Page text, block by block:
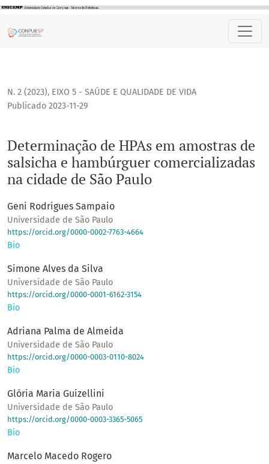
Determinação de HPAs em amostras de salsicha e
N. 2 (2023), EIXO 5 - SAÚDE E QUALIDADE DE VIDA
Determinação de HPAs em amostras de
salsicha e hambúrguer comercializadas
na cidade de São Paulo
Publicado 2023-11-29
Geni Rodrigues Sampaio
Universidade de São Paulo
https://orcid.org/0000-0002-7763-4664
Bio
Simone Alves da Silva
Universidade de São Paulo
https://orcid.org/0000-0001-6162-3154
Bio
Adriana Palma de Almeida
Universidade de São Paulo
https://orcid.org/0000-0003-0110-8024
Bio
Glória Maria Guizellini
Universidade de São Paulo
https://orcid.org/0000-0003-3365-5065
Bio
Marcelo Macedo Rogero